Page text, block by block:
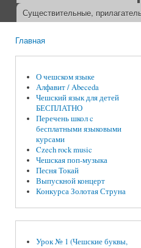
Существительные,
Главная
О чешском языке
Алфавит / Abeceda
Чешский язык для детей
БЕСПЛАТНО
Перечень школ c
бесплатными языковыми
курсами
Czech rock music
Чешская поп-музыка
Песня Токай
Выпускной концерт
Конкурса Золотая Струна
Урок № 1 (Чешские буквы,